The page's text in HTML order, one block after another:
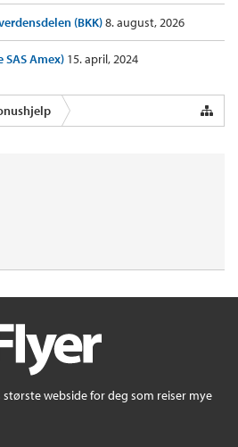
(BKK)8. august, 2026
SAS Amex) 15. april, 2024
webside for deg som reiser mye